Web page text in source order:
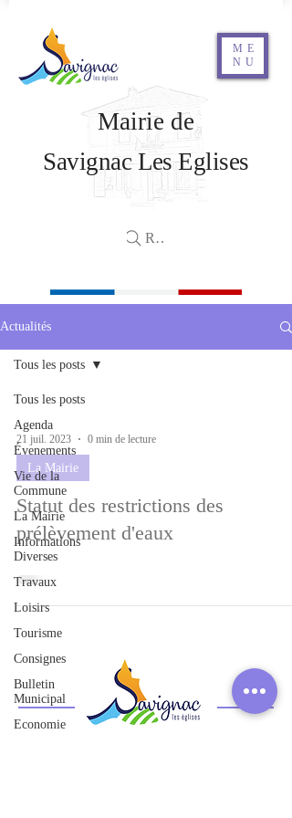
ME
NU
Savignac Les Eglises
Mairie de
Rechercher
Actualités
Tous les posts
Agenda
Évenements
Vie de la
Commune
La Mairie
Informations
Diverses
Travaux
Loisirs
Tourisme
Consignes
Bulletin
Municipal
Economie
Tous les posts
21 juil. 2023 0 min de lecture
La Mairie
Statut des restrictions des
prélèvement d'eaux